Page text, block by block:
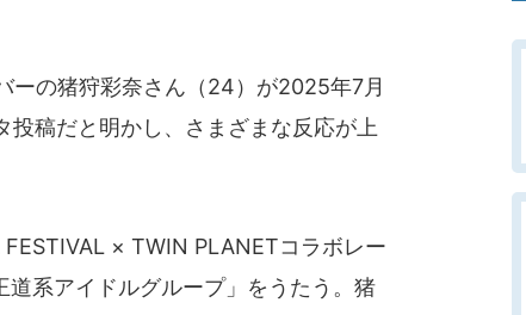
の猪狩彩奈さん（24）が2025年7月
稿だと明かし、さまざまな反応が上
× TWIN PLANETコラボレー
系アイドルグループ」をうたう。猪